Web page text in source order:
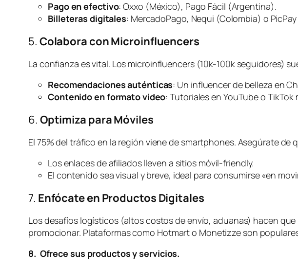
Pago en efectivo: Oxxo (México), Pago Fácil (Argentina).
Billeteras digitales: MercadoPago, Nequi (Colombia) o
5. Colabora con Microinfluencers
La confianza es vital. Los microinfluencers (10k-100k seguidores)
Recomendaciones auténticas: Un influencer de belleza en
Contenido en formato video: Tutoriales en YouTube o
6. Optimiza para Móviles
El 75% del tráfico en la región viene de smartphones. Asegúrate de
Los enlaces de afiliados lleven a sitios móvil-friendly.
El contenido sea visual y breve, ideal para consumirse «en
7. Enfócate en Productos Digitales
Los desafíos logísticos (altos costos de envío, aduanas) hacen
promocionar. Plataformas como Hotmart o Monetizze son
8. Ofrece sus productos y servicios.